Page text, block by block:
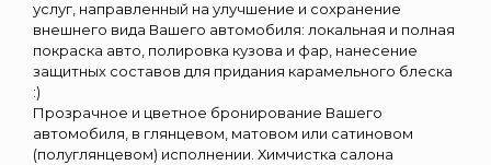
услуг, направленный на улучшение и сохранение
внешнего вида Вашего автомобиля: локальная и полная
покраска авто, полировка кузова и фар, нанесение
защитных составов для придания карамельного блеска
:)
Прозрачное и цветное бронирование Вашего
автомобиля, в глянцевом, матовом или сатиновом
(полуглянцевом) исполнении. Химчистка салона